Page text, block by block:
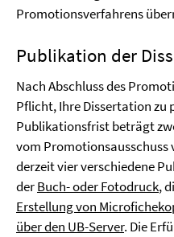
Promotionsverfahrens
Publikation der
Nach Abschluss des
Pflicht, Ihre Dissertation zu
Publikationsfrist beträgt
vom Promotionsausschuss
derzeit vier verschiedene
derBuch- oder Fotodruck,
Erstellung von
über den UB-Server. Die